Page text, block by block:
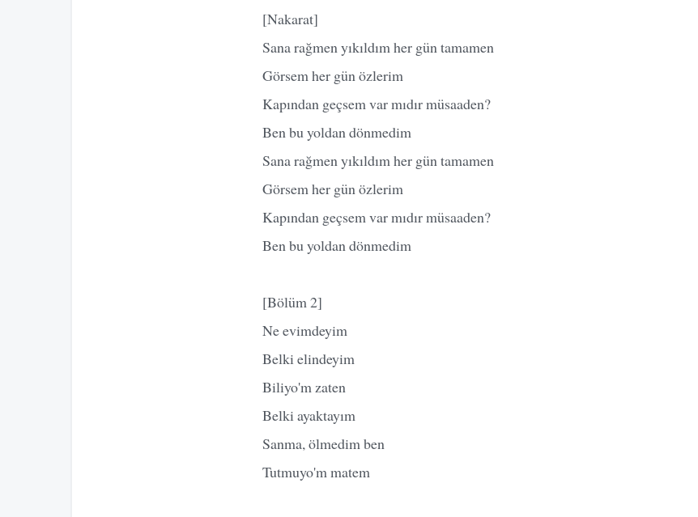
[Nakarat]
Sana rağmen yıkıldım her gün tamamen
Görsem her gün özlerim
Kapından geçsem var mıdır müsaaden?
Ben bu yoldan dönmedim
Sana rağmen yıkıldım her gün tamamen
Görsem her gün özlerim
Kapından geçsem var mıdır müsaaden?
Ben bu yoldan dönmedim
[Bölüm 2]
Ne evimdeyim
Belki elindeyim
Biliyo'm zaten
Belki ayaktayım
Sanma, ölmedim ben
Tutmuyo'm matem